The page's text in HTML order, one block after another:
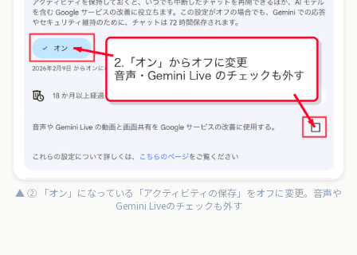
▲ ② 「オン」になっている「アクティビティの保存」をオフに変更。音声や
Gemini Liveのチェックも外す